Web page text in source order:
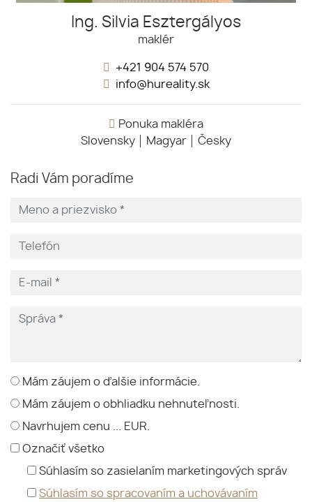
Ing. Silvia Esztergályos
maklér
+421 904 574 570
info@hureality.sk
Ponuka makléra
Slovensky
Magyar Česky
Radi Vám poradíme
Mám záujem o ďalšie informácie.
Mám záujem o obhliadku nehnuteľnosti.
Navrhujem cenu ... EUR.
Označiť všetko
Súhlasím so zasielaním marketingových správ
Súhlasím so spracovaním a uchovávaním